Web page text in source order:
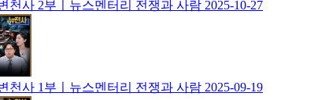
천사 2부ㅣ뉴스멘터리 전쟁과 사람 2025-10-27
천사 1부ㅣ뉴스멘터리 전쟁과 사람 2025-09-19